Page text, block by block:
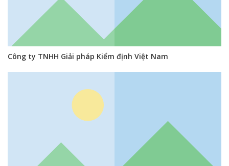
Công ty TNHH Giải pháp Kiểm định Việt Nam